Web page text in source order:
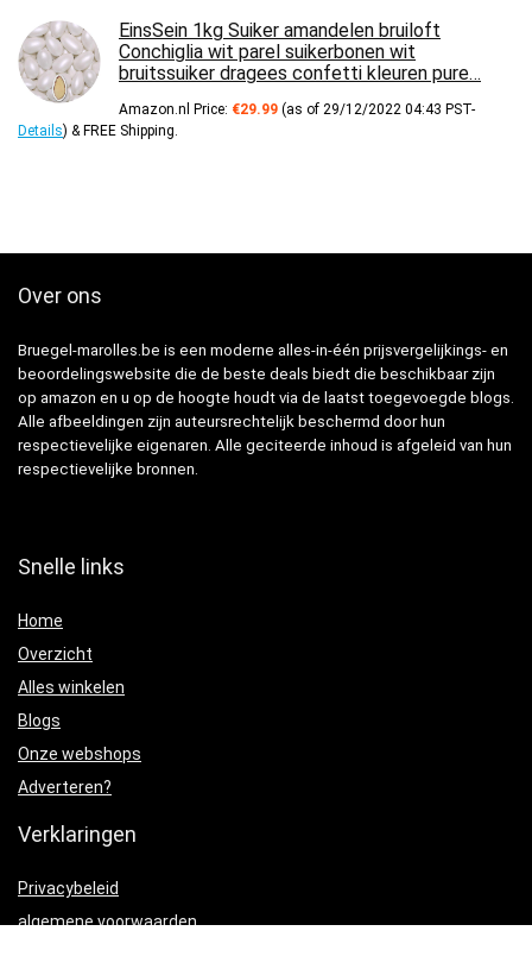
EinsSein 1kg Suiker amandelen bruiloft
Conchiglia wit parel suikerbonen wit
bruitssuiker dragees confetti kleuren pure…
Amazon.nl Price: €29.99 (as of 29/12/2022 04:43 PST-
Details) & FREE Shipping.
Over ons
Bruegel-marolles.be is een moderne alles-in-één prijsvergelijkings- en
beoordelingswebsite die de beste deals biedt die beschikbaar zijn
op amazon en u op de hoogte houdt via de laatst toegevoegde blogs.
Alle afbeeldingen zijn auteursrechtelijk beschermd door hun
respectievelijke eigenaren. Alle geciteerde inhoud is afgeleid van hun
respectievelijke bronnen.
Snelle links
Home
Overzicht
Alles winkelen
Blogs
Onze webshops
Adverteren?
Verklaringen
Privacybeleid
algemene voorwaarden